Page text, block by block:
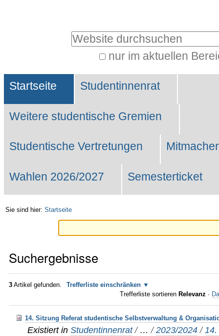
Website durchsuchen
nur im aktuellen
Suche…
Sektionen
Startseite Studentinnenrat
Weitere studentische Gremien
Studentische Vertretungen
Wahlen 2026/2027 Semesterticket
Sie sind hier: Startseite
Suchergebnisse
3 Artikel gefunden.
Trefferliste einschränken
Trefferliste sortieren Relevanz ·
14. Sitzung Referat studentische Selbstverwaltung &
Existiert in Studentinnenrat / …/2023/2024 /